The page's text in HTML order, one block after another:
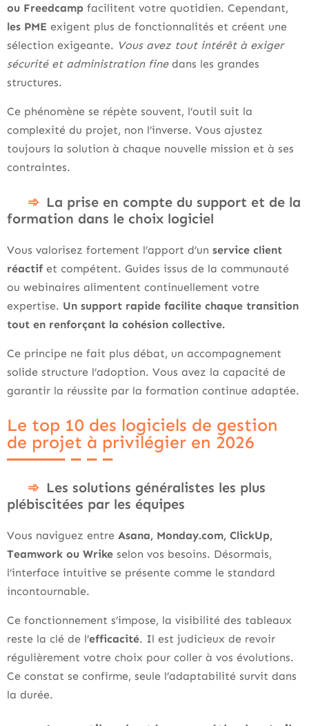
ou Freedcamp facilitent votre quotidien. Cependant,
les PME exigent plus de fonctionnalités et créent une
sélection exigeante. Vous avez tout intérêt à exiger
sécurité et administration finedans les grandes
structures.
Ce phénomène se répète souvent, l’outil suit la
complexité du projet, non l’inverse. Vous ajustez
toujours la solution à chaque nouvelle mission et à ses
contraintes.
La prise en compte du support et de la
formation dans le choix logiciel
Vous valorisez fortement l’apport d’un service client
réactif et compétent. Guides issus de la communauté
ou webinaires alimentent continuellement votre
expertise. Un support rapide facilite chaque transition
tout en renforçant la cohésion collective.
Ce principe ne fait plus débat, un accompagnement
solide structure l’adoption. Vous avez la capacité de
garantir la réussite par la formation continue adaptée.
Le top 10 des logiciels de gestion
de projet à privilégier en 2026
Les solutions généralistes les plus
plébiscitées par les équipes
Vous naviguez entre Asana, Monday.com, ClickUp,
Teamwork ou Wrike selon vos besoins. Désormais,
l’interface intuitive se présente comme le standard
incontournable.
Ce fonctionnement s’impose, la visibilité des tableaux
reste la clé de l’efficacité. Il est judicieux de revoir
régulièrement votre choix pour coller à vos évolutions.
Ce constat se confirme, seule l’adaptabilité survit dans
la durée.